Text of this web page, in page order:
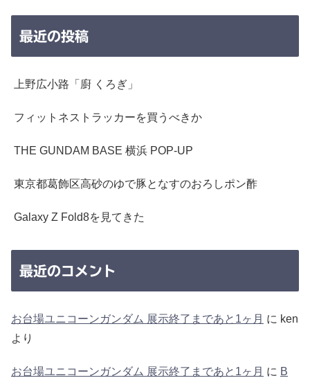
最近の投稿
上野広小路「廚 くろぎ」
フィットネストラッカーを買うべきか
THE GUNDAM BASE 横浜 POP-UP
東京都葛飾区高砂のゆで豚となすのおろしポン酢
Galaxy Z Fold8を見てきた
最近のコメント
お台場ユニコーンガンダム 展示終了まであと1ヶ月 に ken
より
お台場ユニコーンガンダム 展示終了まであと1ヶ月 に B